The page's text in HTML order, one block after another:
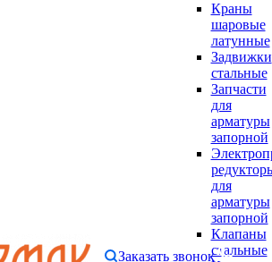
Краны
шаровые
латунные
Задвижки
стальные
Запчасти
для
арматуры
запорной
для
арматуры
запорной
Клапаны
стальные
Заказать звонок